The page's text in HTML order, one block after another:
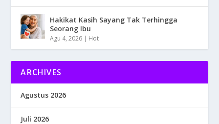
Hakikat Kasih Sayang Tak Terhingga
Seorang Ibu
Agu 4, 2026 | Hot
ARCHIVES
Agustus 2026
Juli 2026